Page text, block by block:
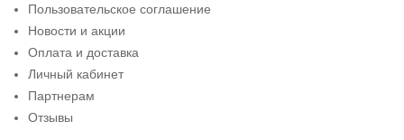
Пользовательское соглашение
Новости и акции
Оплата и доставка
Личный кабинет
Партнерам
Отзывы